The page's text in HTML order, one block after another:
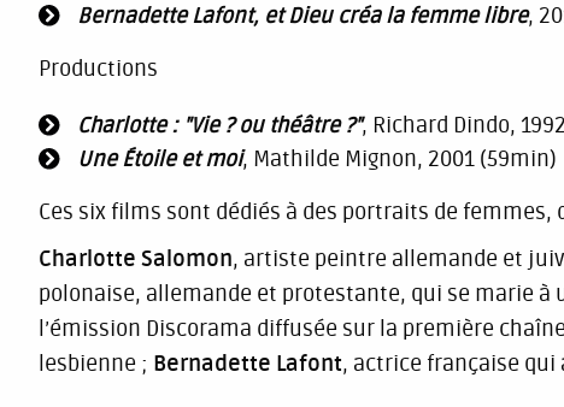
Bernadette Lafont, et Dieu créa la femme libre,
Productions
Charlotte : "Vie ? ou théâtre ?", Richard Dindo,
Une Étoile et moi, Mathilde Mignon, 2001 (59min)
Ces six films sont dédiés à des portraits de femmes,
Charlotte Salomon, artiste peintre allemande et
polonaise, allemande et protestante, qui se marie à
l’émission Discorama diffusée sur la première
lesbienne ; Bernadette Lafont, actrice française qui